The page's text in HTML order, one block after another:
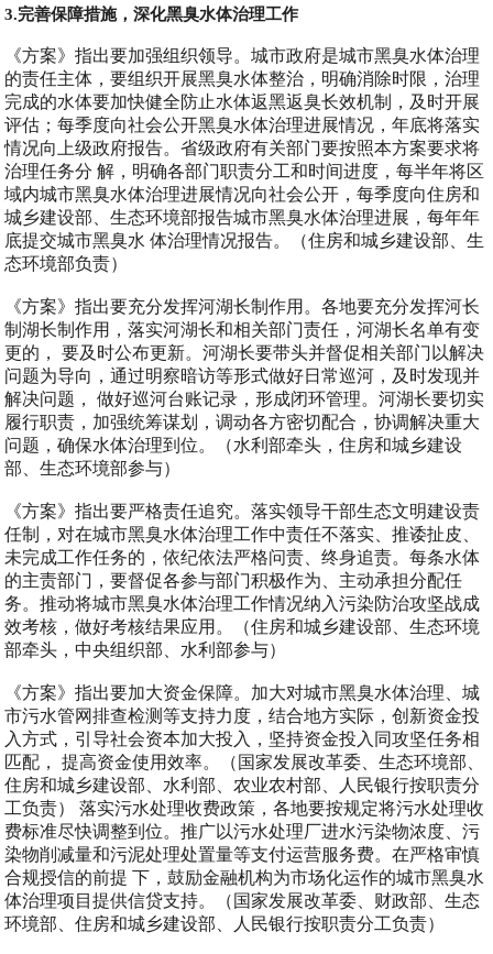
3.完善保障措施，深化黑臭水体治理工作
《方案》指出要加强组织领导。城市政府是城市黑臭水体治理
的责任主体，要组织开展黑臭水体整治，明确消除时限，治理
完成的水体要加快健全防止水体返黑返臭长效机制，及时开展
评估；每季度向社会公开黑臭水体治理进展情况，年底将落实
情况向上级政府报告。省级政府有关部门要按照本方案要求将
治理任务分 解，明确各部门职责分工和时间进度，每半年将区
域内城市黑臭水体治理进展情况向社会公开，每季度向住房和
城乡建设部、生态环境部报告城市黑臭水体治理进展，每年年
底提交城市黑臭水 体治理情况报告。（住房和城乡建设部、生
态环境部负责）
《方案》指出要充分发挥河湖长制作用。各地要充分发挥河长
制湖长制作用，落实河湖长和相关部门责任，河湖长名单有变
更的， 要及时公布更新。河湖长要带头并督促相关部门以解决
问题为导向，通过明察暗访等形式做好日常巡河，及时发现并
解决问题， 做好巡河台账记录，形成闭环管理。河湖长要切实
履行职责，加强统筹谋划，调动各方密切配合，协调解决重大
问题，确保水体治理到位。（水利部牵头，住房和城乡建设
部、生态环境部参与）
《方案》指出要严格责任追究。落实领导干部生态文明建设责
任制，对在城市黑臭水体治理工作中责任不落实、推诿扯皮、
未完成工作任务的，依纪依法严格问责、终身追责。每条水体
的主责部门，要督促各参与部门积极作为、主动承担分配任
务。推动将城市黑臭水体治理工作情况纳入污染防治攻坚战成
效考核，做好考核结果应用。（住房和城乡建设部、生态环境
部牵头，中央组织部、水利部参与）
《方案》指出要加大资金保障。加大对城市黑臭水体治理、城
市污水管网排查检测等支持力度，结合地方实际，创新资金投
入方式，引导社会资本加大投入，坚持资金投入同攻坚任务相
匹配， 提高资金使用效率。（国家发展改革委、生态环境部、
住房和城乡建设部、水利部、农业农村部、人民银行按职责分
工负责） 落实污水处理收费政策，各地要按规定将污水处理收
费标准尽快调整到位。推广以污水处理厂进水污染物浓度、污
染物削减量和污泥处理处置量等支付运营服务费。在严格审慎
合规授信的前提 下，鼓励金融机构为市场化运作的城市黑臭水
体治理项目提供信贷支持。（国家发展改革委、财政部、生态
环境部、住房和城乡建设部、人民银行按职责分工负责）